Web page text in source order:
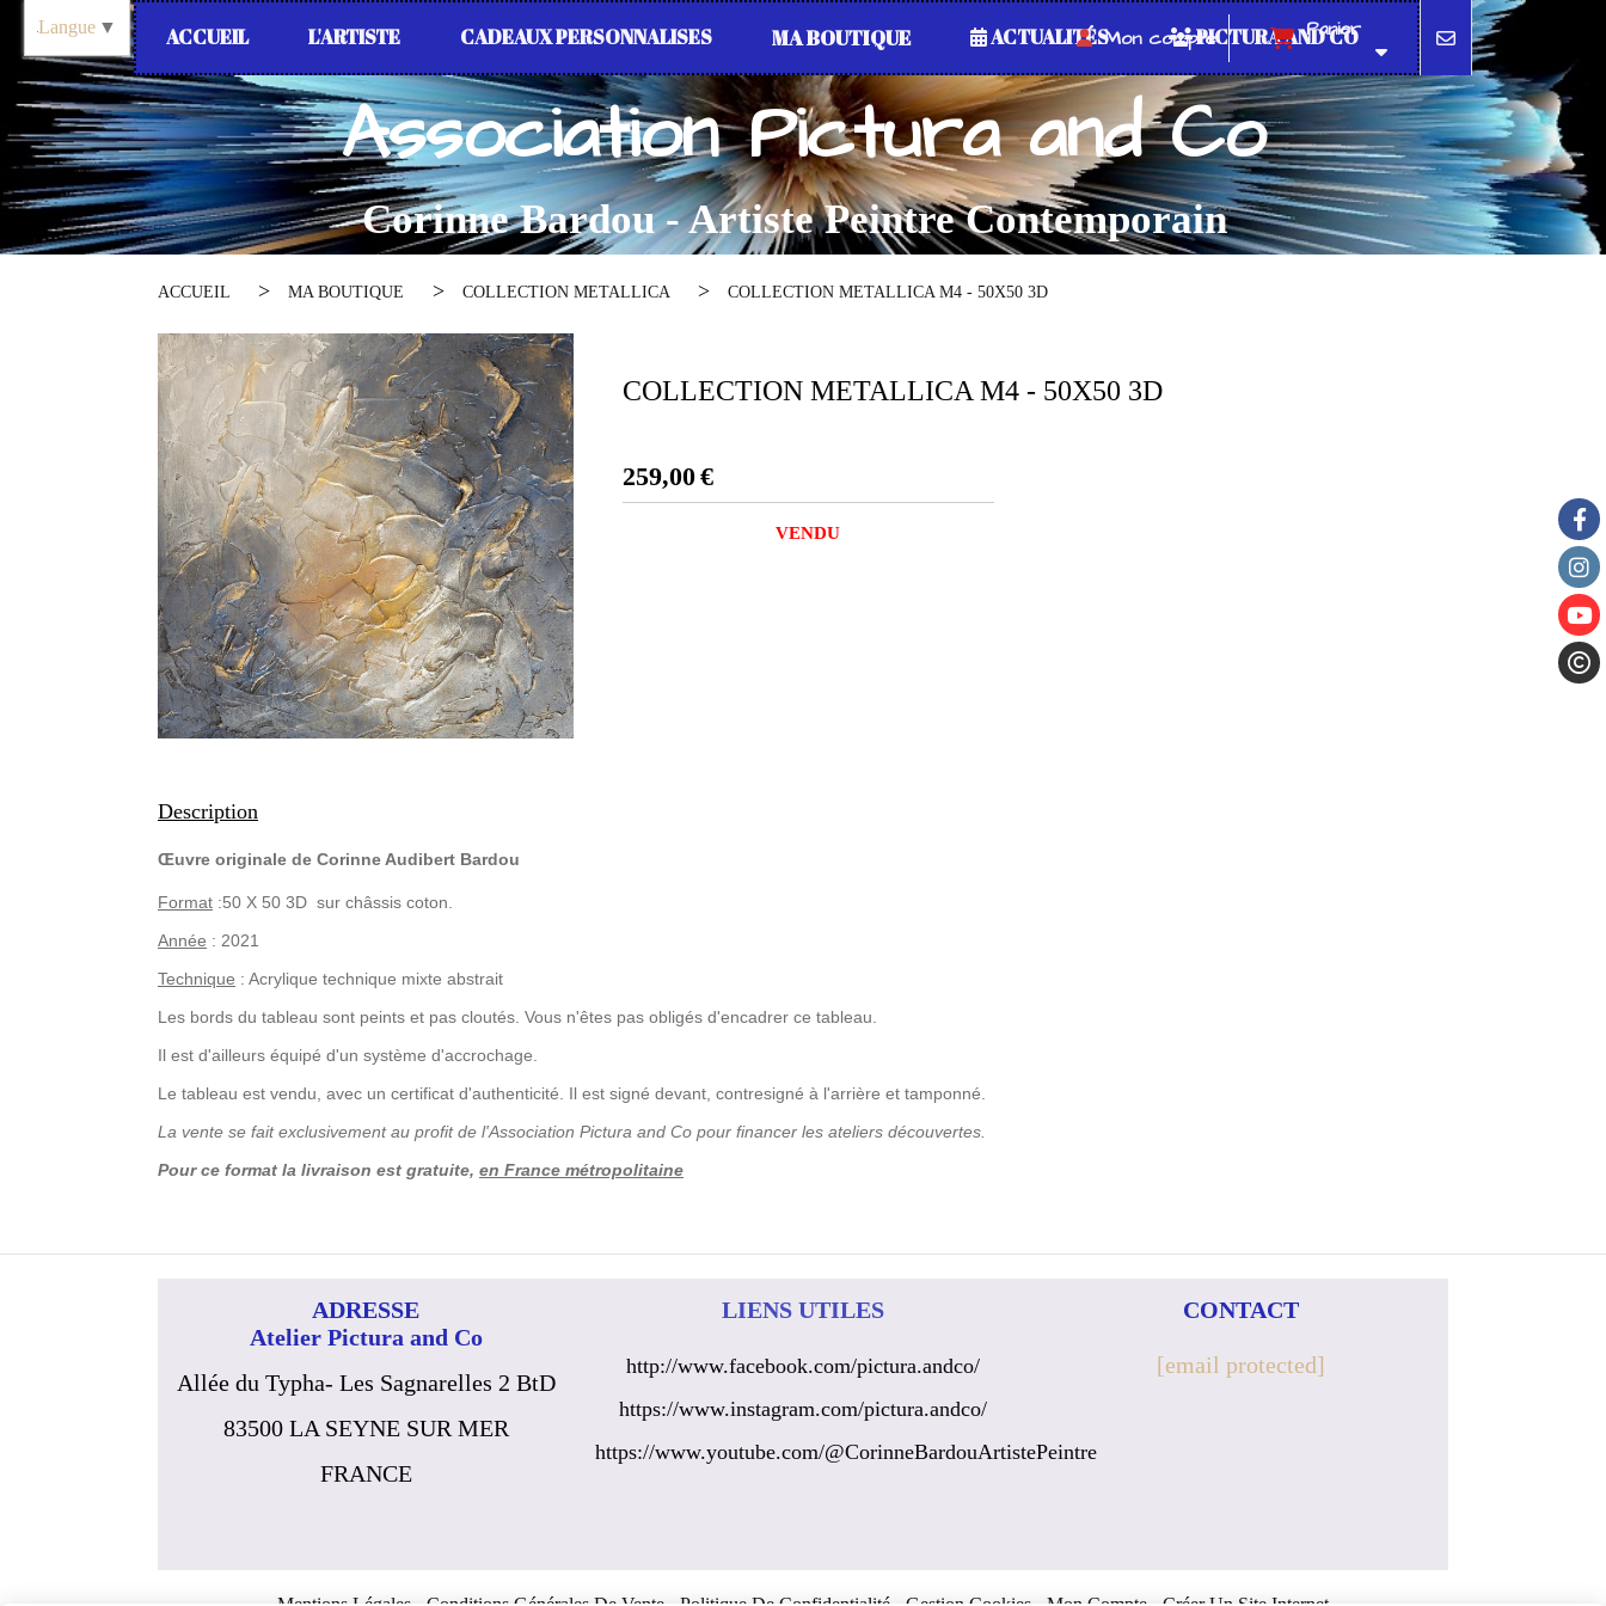
Association Pictura and Co
Corinne Bardou - Artiste Peintre Contemporain
Mon compte Panier
ACCUEIL L'ARTISTE CADEAUX PERSONNALISES MA BOUTIQUE ACTUALITÉS PICTURA AND CO
ACCUEIL MA BOUTIQUE COLLECTION METALLICA COLLECTION METALLICA M4 - 50X50 3D
COLLECTION METALLICA M4 - 50X50 3D
259,00€
VENDU
Description
Œuvre originale de Corinne Audibert Bardou
Format :50 X 50 3D sur châssis coton.
Année : 2021
Technique : Acrylique technique mixte abstrait
Les bords du tableau sont peints et pas cloutés. Vous n'êtes pas obligés d'encadrer ce tableau.
Il est d'ailleurs équipé d'un système d'accrochage.
Le tableau est vendu, avec un certificat d'authenticité. Il est signé devant, contresigné à l'arrière et tamponné.
La vente se fait exclusivement au profit de l'Association Pictura and Co pour financer les ateliers découvertes.
Pour ce format la livraison est gratuite, en France métropolitaine
ADRESSE
Atelier Pictura and Co
Allée du Typha- Les Sagnarelles 2 BtD
83500 LA SEYNE SUR MER
FRANCE
LIENS UTILES
http://www.facebook.com/pictura.andco/
https://www.instagram.com/pictura.andco/
https://www.youtube.com/@CorinneBardouArtistePeintre
CONTACT
[email protected]
Langue ▼
Panneau de gestion des cookies